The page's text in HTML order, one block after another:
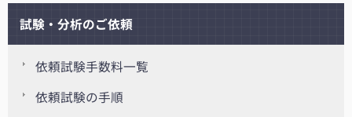
試験・分析のご依頼
依頼試験手数料一覧
依頼試験の手順